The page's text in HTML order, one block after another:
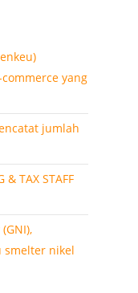
yang
jumlah
TAX STAFF
smelter nikel